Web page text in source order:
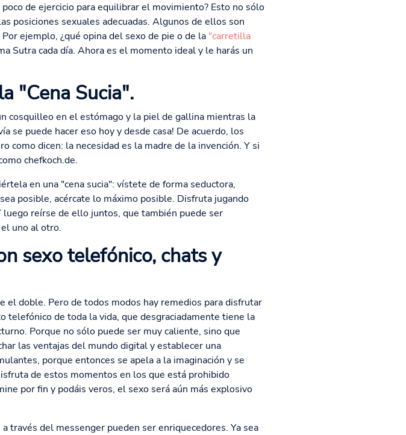
de ejercicio para equilibrar el movimiento? Esto no sólo
posiciones sexuales adecuadas. Algunos de ellos son
ejemplo, ¿qué opina del sexo de pie o de la "carretilla
Sutra cada día. Ahora es el momento ideal y le harás un
"Cena Sucia".
cosquilleo en el estómago y la piel de gallina mientras la
se puede hacer eso hoy y desde casa! De acuerdo, los
como dicen: la necesidad es la madre de la invención. Y si
chefkoch.de.
en una "cena sucia": vístete de forma seductora,
posible, acércate lo máximo posible. Disfruta jugando
reírse de ello juntos, que también puede ser
uno al otro.
sexo telefónico, chats y
el doble. Pero de todos modos hay remedios para disfrutar
de toda la vida, que desgraciadamente tiene la
Porque no sólo puede ser muy caliente, sino que
las ventajas del mundo digital y establecer una
porque entonces se apela a la imaginación y se
de estos momentos en los que está prohibido
por fin y podáis veros, el sexo será aún más explosivo
través del messenger pueden ser enriquecedores. Ya sea